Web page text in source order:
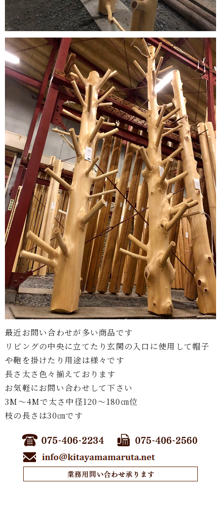
最近お問い合わせが多い商品です
リビングの中央に立てたり玄関の入口に使用して帽子
や鞄を掛けたり用途は様々です
長さ太さ色々揃えております
お気軽にお問い合わせして下さい
3M〜4Mで太さ中径120〜180㎝位
枝の長さは30㎝です